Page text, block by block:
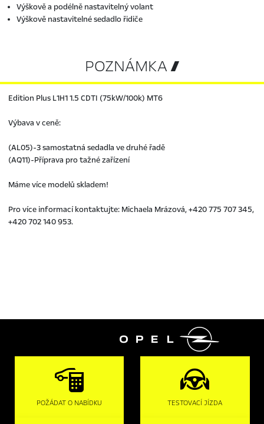
Výškově a podélně nastavitelný volant
Výškově nastavitelné sedadlo řidiče
POZNÁMKA 
Edition Plus L1H1 1.5 CDTI (75kW/100k) MT6
Výbava v ceně:
(AL05)-3 samostatná sedadla ve druhé řadě
(AQ11)-Příprava pro tažné zařízení
Máme více modelů skladem!
Pro více informací kontaktujte: Michaela Mrázová, +420 775 707 345,
+420 702 140 953.

POŽÁDAT O NABÍDKU TESTOVACÍ JÍZDA